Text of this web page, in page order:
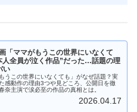
「ママがもうこの世界にいなくて
人全員が泣く作品”だった…話題の理
い
うこの世界にいなくても」がなぜ話題？実
感動作の理由3つや見どころ、公開日を徹
奈主演で涙必至の作品の真相とは。
2026.04.17